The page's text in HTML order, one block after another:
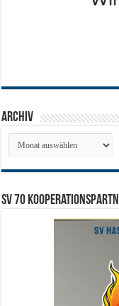
Archiv
Archiv
SV 70